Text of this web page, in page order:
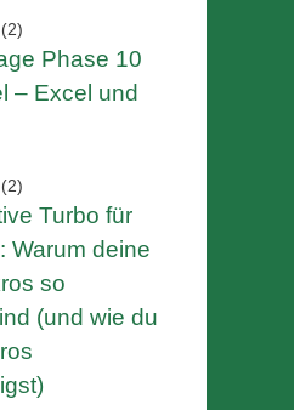
(2)
Phase 10
– Excel und
(2)
Turbo für
Warum deine
so
(und wie du